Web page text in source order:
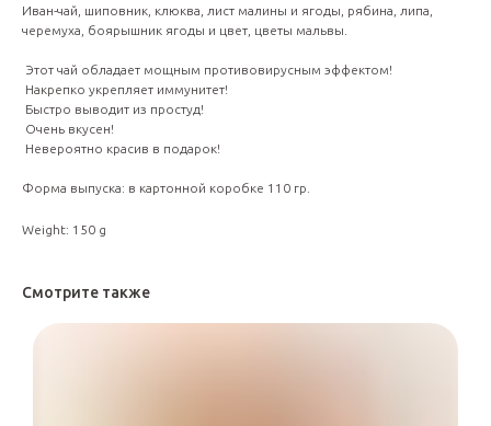
Иван-чай, шиповник, клюква, лист малины и ягоды, рябина, липа,
черемуха, боярышник ягоды и цвет, цветы мальвы.
Этот чай обладает мощным противовирусным эффектом!
Накрепко укрепляет иммунитет!
Быстро выводит из простуд!
Очень вкусен!
Невероятно красив в подарок!
Форма выпуска: в картонной коробке 110 гр.
Weight: 150 g
Смотрите также